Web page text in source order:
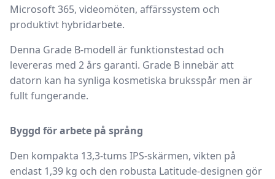
Microsoft 365, videomöten, affärssystem och
produktivt hybridarbete.
Denna Grade B-modell är funktionstestad och
levereras med 2 års garanti. Grade B innebär att
datorn kan ha synliga kosmetiska bruksspår men är
fullt fungerande.
Byggd för arbete på språng
Den kompakta 13,3-tums IPS-skärmen, vikten på
endast 1,39 kg och den robusta Latitude-designen gör